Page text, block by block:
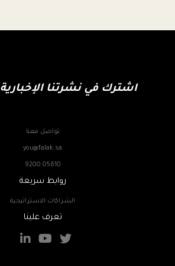
اشترك في نشرتنا الإخبارية
تواصل معنا
you@falak.sa
9200 05610
روابط سريعة
الشراكات الاستراتيجية
تعرف علينا